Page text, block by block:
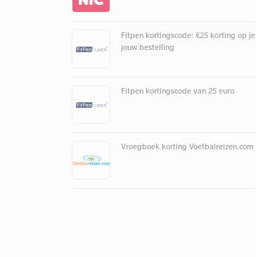
Fitpen kortingscode: €25 korting op je
jouw bestelling
Fitpen kortingscode van 25 euro
Vroegboek korting Voetbalreizen.com